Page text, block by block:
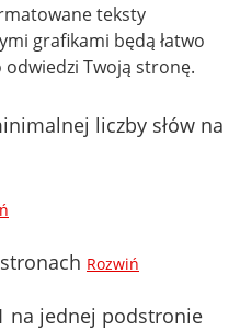
teksty
grafikami będą łatwo
odwiedzi Twoją stronę.
liczby słów na
Rozwiń
na jednej podstronie